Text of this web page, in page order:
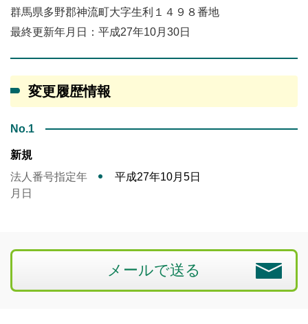
群馬県多野郡神流町大字生利１４９８番地
最終更新年月日：平成27年10月30日
変更履歴情報
No.1
新規
法人番号指定年
月日
平成27年10月5日
メールで送る